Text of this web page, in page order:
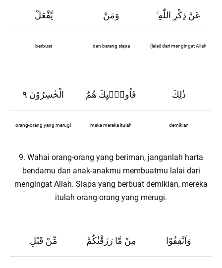
يَّفْعَلْ وَمَنْ ۚعَنْ ذِكْرِ اللّٰهِ
berbuat dan barang siapa (lalai) dari mengingat Allah
الْخٰسِرُوْنَ ٩ فَاُولٰۤىِٕكَ هُمُ ذٰلِكَ
orang-orang yang merugi maka mereka itulah demikian
9. Wahai orang-orang yang beriman, janganlah harta
bendamu dan anak-anakmu membuatmu lalai dari
mengingat Allah. Siapa yang berbuat demikian, mereka
itulah orang-orang yang merugi.
مِّنْ قَبْلِ مِنْ مَّا رَزَقْنٰكُمْ وَاَنْفِقُوْا